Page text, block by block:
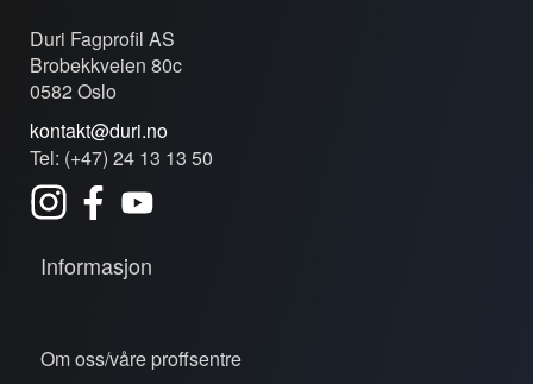
Duri Fagprofil AS
Brobekkveien 80c
0582 Oslo
kontakt@duri.no
Tel: (+47) 24 13 13 50
Informasjon
Om oss/våre proffsentre